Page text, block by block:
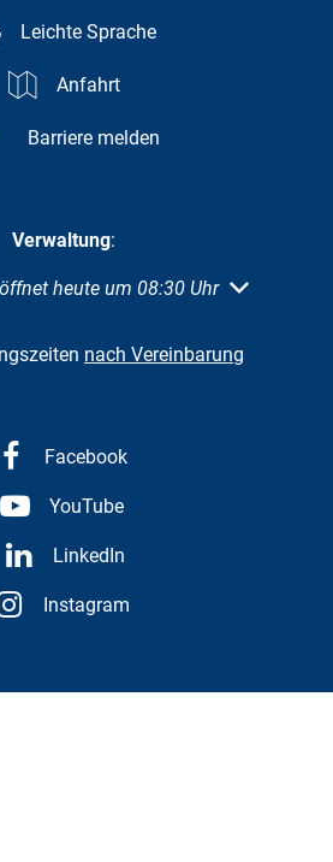
Leichte Sprache
Anfahrt
Barriere melden
Verwaltung:
Öffnungs- oder Schließzeiten
öffnet heute um 08:30 Uhr
nach Vereinbarung
Facebook
YouTube
LinkedIn
Instagram